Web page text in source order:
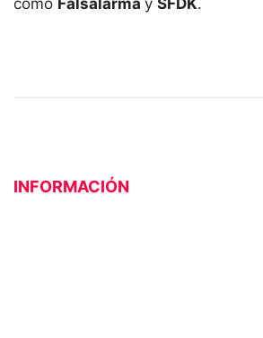
como Falsalarma y SFDK.
INFORMACIÓN